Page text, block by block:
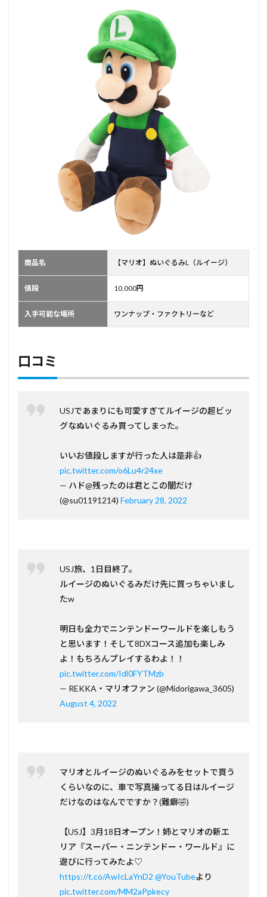
商品名 【マリオ】ぬいぐるみL（ルイージ）
値段 10,000円
入手可能な場所 ワンナップ・ファクトリーなど
口コミ
USJであまりにも可愛すぎてルイージの超ビッ
グなぬいぐるみ買ってしまった。
いいお値段しますが行った人は是非👍
pic.twitter.com/o6Lu4r24xe
— ハド@残ったのは君とこの闇だけ
(@su01191214) February 28, 2022
USJ旅、1日目終了。
ルイージのぬいぐるみだけ先に買っちゃいまし
たw
明日も全力でニンテンドーワールドを楽しもう
と思います！そして8DXコース追加も楽しみ
よ！もちろんプレイするわよ！！
pic.twitter.com/Idl0FYTMzb
— REKKA・マリオファン (@Midorigawa_3605)
August 4, 2022
マリオとルイージのぬいぐるみをセットで買う
くらいなのに、車で写真撮ってる日はルイージ
だけなのはなんでですか？(難癖🤣)
【USJ】3月18日オープン！姉とマリオの新エ
リア『スーパー・ニンテンドー・ワールド』に
遊びに行ってみたよ♡
https://t.co/AwIcLaYnD2 @YouTubeより
pic.twitter.com/MM2aPpkecy